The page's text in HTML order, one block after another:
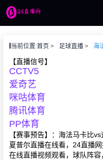
事
当前位置:首页 足球直播 海
【直播信号】
CCTV5
爱奇艺
咪咕体育
腾讯体育
PP体育
【赛事预告】：海法马卡比
夏普尔直播在线看，24直播
在线直播视频观看，球队阵容